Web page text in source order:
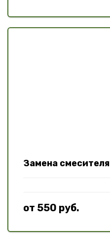
Замена смесителя
от 550 руб.